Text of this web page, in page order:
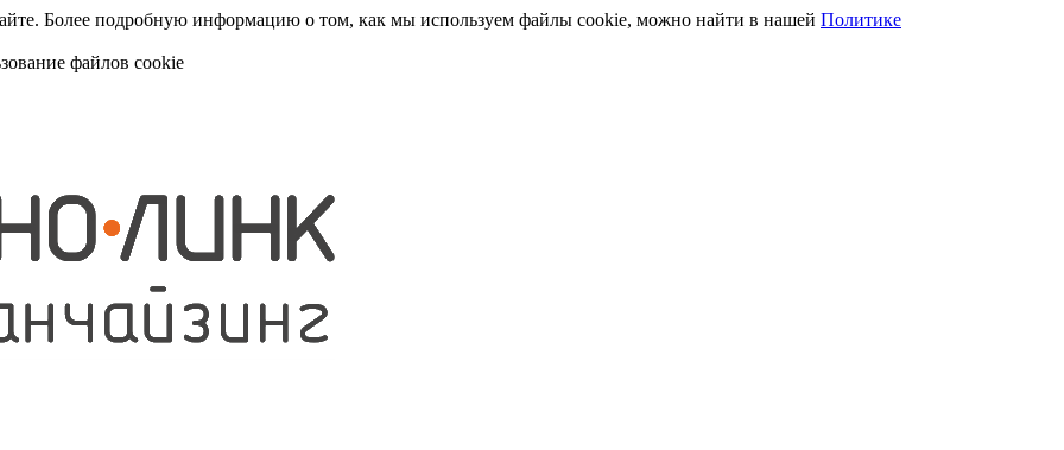
Более подробную информацию о том, как мы используем файлы cookie, можно найти в нашей Политике
файлов cookie